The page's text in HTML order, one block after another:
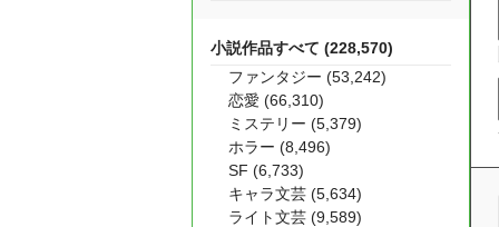
小説作品すべて (228,570)
ファンタジー (53,242)
恋愛 (66,310)
ミステリー (5,379)
ホラー (8,496)
SF (6,733)
キャラ文芸 (5,634)
ライト文芸 (9,589)